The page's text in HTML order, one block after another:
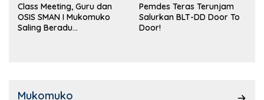
Class Meeting, Guru dan
OSIS SMAN I Mukomuko
Saling Beradu
Pemdes Teras Terunjam
Salurkan BLT-DD Door To
Door!
Mukomuko